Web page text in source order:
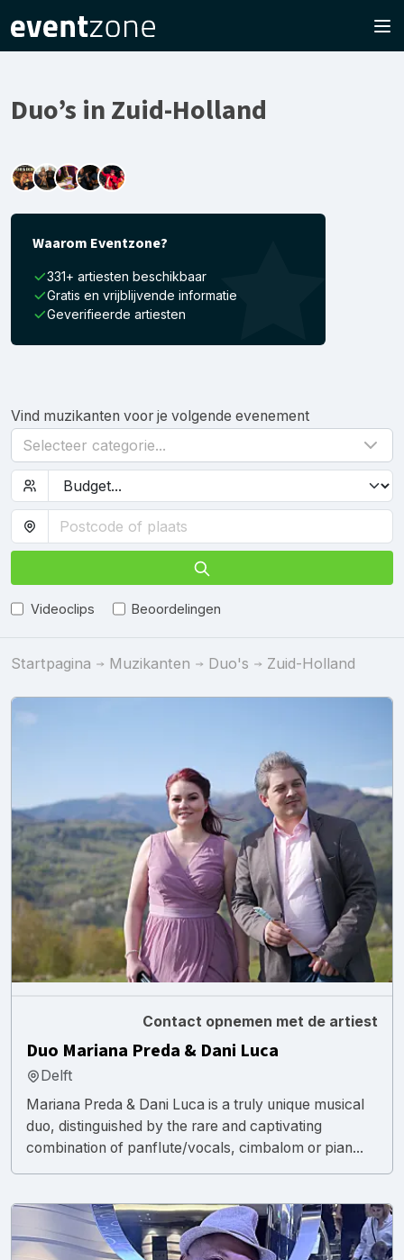
Duo’s in Zuid-Holland
Waarom Eventzone?
331+ artiesten beschikbaar
Gratis en vrijblijvende informatie
Geverifieerde artiesten
Vind muzikanten voor je volgende evenement
Selecteer categorie...
Videoclips Beoordelingen
Startpagina Muzikanten Duo's Zuid-Holland
Contact opnemen met de artiest
Duo Mariana Preda & Dani Luca
Delft
Mariana Preda & Dani Luca is a truly unique musical
duo, distinguished by the rare and captivating
combination of panflute/vocals, cimbalom or pian...